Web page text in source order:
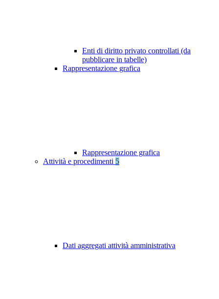
Enti di diritto privato controllati (da
pubblicare in tabelle)
Rappresentazione grafica
Rappresentazione grafica
Attività e procedimenti 5
Dati aggregati attività amministrativa